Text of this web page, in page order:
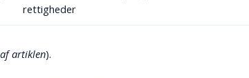
rettigheder
artiklen).